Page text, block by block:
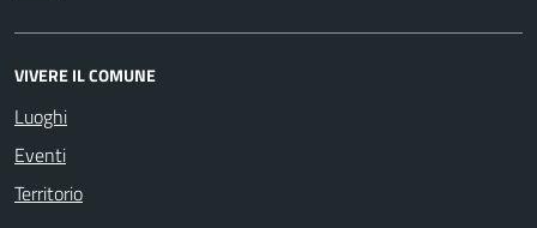
VIVERE IL COMUNE
Luoghi
Eventi
Territorio